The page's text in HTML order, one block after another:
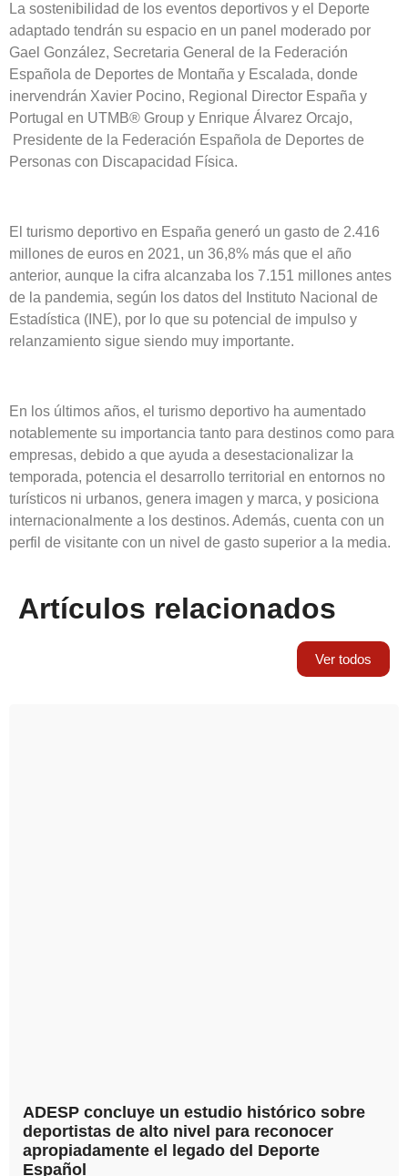
La sostenibilidad de los eventos deportivos y el Deporte
adaptado tendrán su espacio en un panel moderado por
Gael González, Secretaria General de la Federación
Española de Deportes de Montaña y Escalada, donde
inervendrán Xavier Pocino, Regional Director España y
Portugal en UTMB® Group y Enrique Álvarez Orcajo,
Presidente de la Federación Española de Deportes de
Personas con Discapacidad Física.
El turismo deportivo en España generó un gasto de 2.416
millones de euros en 2021, un 36,8% más que el año
anterior, aunque la cifra alcanzaba los 7.151 millones antes
de la pandemia, según los datos del Instituto Nacional de
Estadística (INE), por lo que su potencial de impulso y
relanzamiento sigue siendo muy importante.
En los últimos años, el turismo deportivo ha aumentado
notablemente su importancia tanto para destinos como para
empresas, debido a que ayuda a desestacionalizar la
temporada, potencia el desarrollo territorial en entornos no
turísticos ni urbanos, genera imagen y marca, y posiciona
internacionalmente a los destinos. Además, cuenta con un
perfil de visitante con un nivel de gasto superior a la media.
Artículos relacionados
Ver todos
ADESP concluye un estudio histórico sobre
deportistas de alto nivel para reconocer
apropiadamente el legado del Deporte
Español